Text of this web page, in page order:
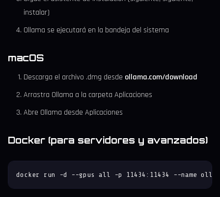
instalar)
Ollama se ejecutará en la bandeja del sistema
macOS
Descarga el archivo .dmg desde ollama.com/download
Arrastra Ollama a la carpeta Aplicaciones
Abre Ollama desde Aplicaciones
Docker (para servidores y avanzados)
docker run -d --gpus all -p 11434:11434 --name